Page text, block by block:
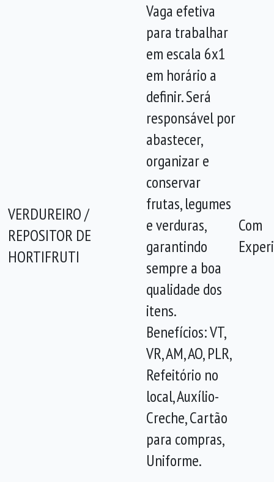
VERDUREIRO /
REPOSITOR DE
HORTIFRUTI
Vaga efetiva
para trabalhar
em escala 6x1
em horário a
definir. Será
responsável por
abastecer,
organizar e
conservar
frutas, legumes
e verduras,
garantindo
sempre a boa
qualidade dos
itens.
Benefícios: VT,
VR, AM, AO, PLR,
Refeitório no
local, Auxílio-
Creche, Cartão
para compras,
Uniforme.
Com